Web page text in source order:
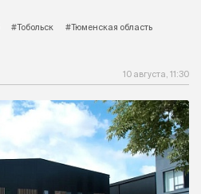
#Тобольск
#Тюменская область
10 августа, 11:30